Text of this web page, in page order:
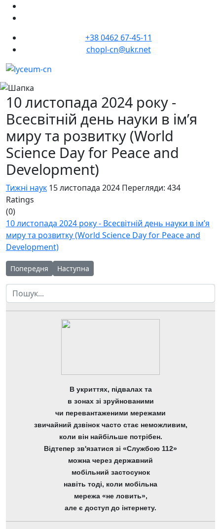
+38 0462 67-45-11
chopl-cn@ukr.net
10 листопада 2024 року -
Всесвітній день науки в ім’я
миру та розвитку (World
Science Day for Peace and
Development)
Тижні наук 15 листопада 2024 Перегляди: 434
Ratings
(0)
10 листопада 2024 року - Всесвітній день науки в ім’я
миру та розвитку (World Science Day for Peace and
Development)
Попередня стаття: Cтартує Тиждень науки у природничій
Попередня Наступна стаття: День вишиванки в ЧОНЛ
Наступна
Пошук
В укриттях, підвалах та
в зонах зі зруйнованими
чи перевантаженими мережами
звичайний дзвінок часто стає неможливим,
коли він найбільше потрібен.
Відтепер зв'язатися зі «Службою 112»
можна через державний
мобільний застосунок
навіть тоді, коли мобільна
мережа «не ловить»,
але є доступ до інтернету.